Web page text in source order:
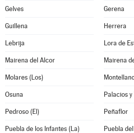
Gelves Gerena
Guillena Herrera
Lebrija Lora de
Mairena del Alcor Mairena
Molares (Los)
Osuna Palacios
Pedroso (El) Peñaflor
Puebla de los Infantes (La) Puebla